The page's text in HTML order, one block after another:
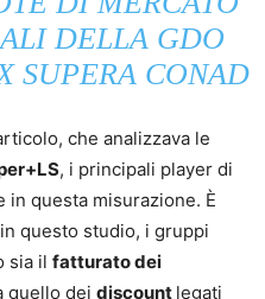
DELLA GDO
SUPERA CONAD
che analizzava le
, i principali player di
in questa misurazione. È
questo studio, i gruppi
sia il fatturato dei
quello dei discount legati